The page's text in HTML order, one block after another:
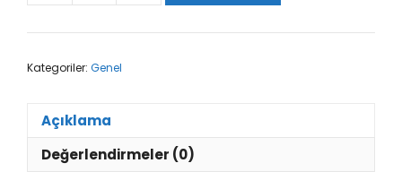
Yıldızlı
Masallar
Geliştirici)
adet
Kategoriler: Genel
Açıklama
Değerlendirmeler (0)